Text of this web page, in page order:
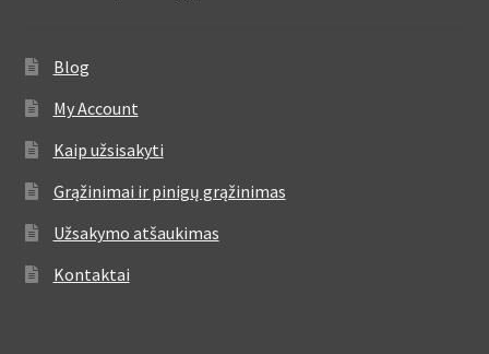
Blog
My Account
Kaip užsisakyti
Grąžinimai ir pinigų grąžinimas
Užsakymo atšaukimas
Kontaktai